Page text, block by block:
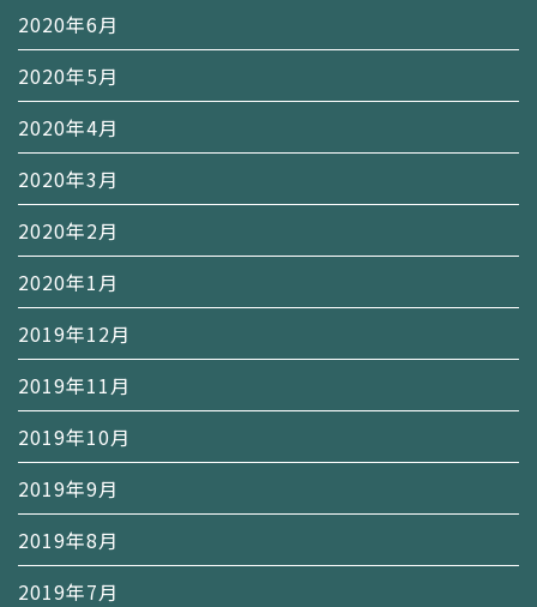
2020年6月
2020年5月
2020年4月
2020年3月
2020年2月
2020年1月
2019年12月
2019年11月
2019年10月
2019年9月
2019年8月
2019年7月